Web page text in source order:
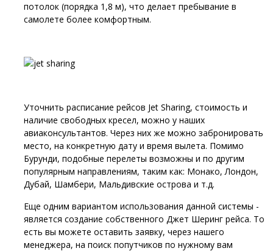
потолок (порядка 1,8 м), что делает пребывание в
самолете более комфортным.
Уточнить расписание рейсов Jet Sharing, стоимость и
наличие свободных кресел, можно у наших
авиаконсультантов. Через них же можно забронировать
место, на конкретную дату и время вылета. Помимо
Бурунди, подобные перелеты возможны и по другим
популярным направлениям, таким как: Монако, Лондон,
Дубай, Шамбери, Мальдивские острова и т.д.
Еще одним вариантом использования данной системы -
является создание собственного Джет Шеринг рейса. То
есть вы можете оставить заявку, через нашего
менеджера, на поиск попутчиков по нужному вам